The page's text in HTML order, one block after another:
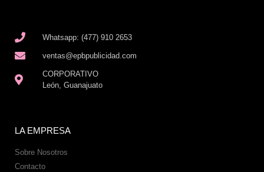
Whatsapp: (477) 910 2653
ventas@epbpublicidad.com
CORPORATIVO
León, Guanajuato
LA EMPRESA
Sobre Nosotros
Contacto